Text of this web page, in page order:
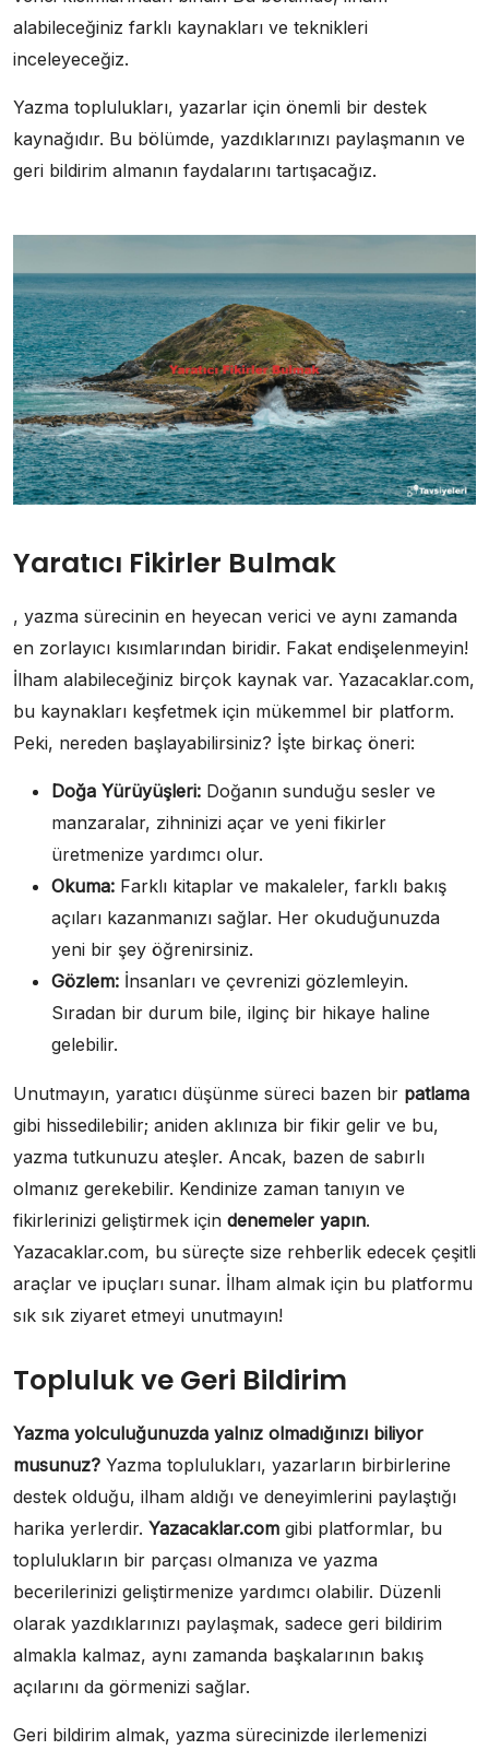
alabileceğiniz farklı kaynakları ve teknikleri
inceleyeceğiz.
Yazma toplulukları, yazarlar için önemli bir destek
kaynağıdır. Bu bölümde, yazdıklarınızı paylaşmanın ve
geri bildirim almanın faydalarını tartışacağız.
Yaratıcı Fikirler Bulmak
, yazma sürecinin en heyecan verici ve aynı zamanda
en zorlayıcı kısımlarından biridir. Fakat endişelenmeyin!
İlham alabileceğiniz birçok kaynak var. Yazacaklar.com,
bu kaynakları keşfetmek için mükemmel bir platform.
Peki, nereden başlayabilirsiniz? İşte birkaç öneri:
Doğa Yürüyüşleri: Doğanın sunduğu sesler ve
manzaralar, zihninizi açar ve yeni fikirler
üretmenize yardımcı olur.
Okuma: Farklı kitaplar ve makaleler, farklı bakış
açıları kazanmanızı sağlar. Her okuduğunuzda
yeni bir şey öğrenirsiniz.
Gözlem: İnsanları ve çevrenizi gözlemleyin.
Sıradan bir durum bile, ilginç bir hikaye haline
gelebilir.
Unutmayın, yaratıcı düşünme süreci bazen bir patlama
gibi hissedilebilir; aniden aklınıza bir fikir gelir ve bu,
yazma tutkunuzu ateşler. Ancak, bazen de sabırlı
olmanız gerekebilir. Kendinize zaman tanıyın ve
fikirlerinizi geliştirmek için denemeler yapın.
Yazacaklar.com, bu süreçte size rehberlik edecek çeşitli
araçlar ve ipuçları sunar. İlham almak için bu platformu
sık sık ziyaret etmeyi unutmayın!
Topluluk ve Geri Bildirim
Yazma yolculuğunuzda yalnız olmadığınızı biliyor
musunuz? Yazma toplulukları, yazarların birbirlerine
destek olduğu, ilham aldığı ve deneyimlerini paylaştığı
harika yerlerdir. Yazacaklar.com gibi platformlar, bu
toplulukların bir parçası olmanıza ve yazma
becerilerinizi geliştirmenize yardımcı olabilir. Düzenli
olarak yazdıklarınızı paylaşmak, sadece geri bildirim
almakla kalmaz, aynı zamanda başkalarının bakış
açılarını da görmenizi sağlar.
Geri bildirim almak, yazma sürecinizde ilerlemenizi